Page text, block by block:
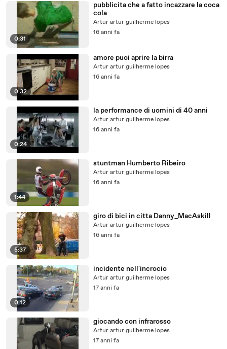
0:31
pubblicita che a fatto incazzare la coca
cola
Artur artur guilherme lopes
16 anni fa
0:32
amore puoi aprire la birra
Artur artur guilherme lopes
16 anni fa
0:24
la performance di uomini di 40 anni
Artur artur guilherme lopes
16 anni fa
1:44
stuntman Humberto Ribeiro
Artur artur guilherme lopes
16 anni fa
5:37
giro di bici in citta Danny_MacAskill
Artur artur guilherme lopes
16 anni fa
0:12
incidente nell'incrocio
Artur artur guilherme lopes
17 anni fa
giocando con infrarosso
Artur artur guilherme lopes
17 anni fa